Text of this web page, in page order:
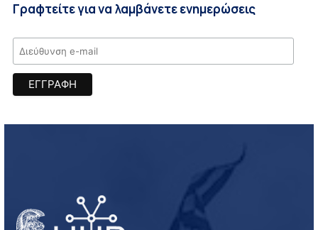
Γραφτείτε για να λαμβάνετε ενημερώσεις